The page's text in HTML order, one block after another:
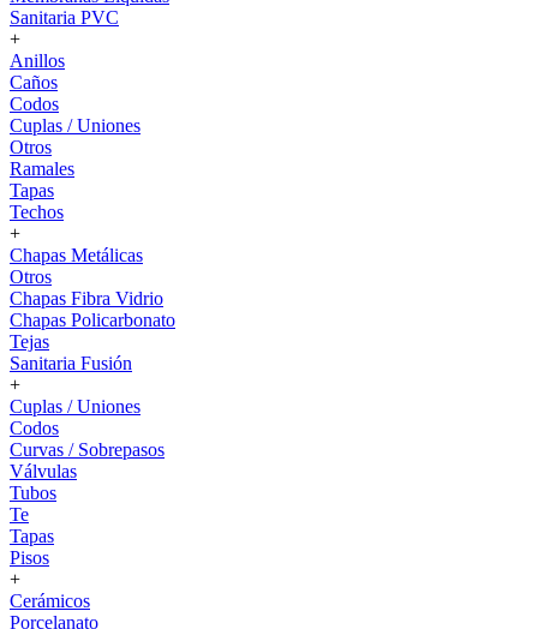
Sanitaria PVC
+
Anillos
Caños
Codos
Cuplas / Uniones
Otros
Ramales
Tapas
Techos
+
Chapas Metálicas
Otros
Chapas Fibra Vidrio
Chapas Policarbonato
Tejas
Sanitaria Fusión
+
Cuplas / Uniones
Codos
Curvas / Sobrepasos
Válvulas
Tubos
Te
Tapas
Pisos
+
Cerámicos
Porcelanato